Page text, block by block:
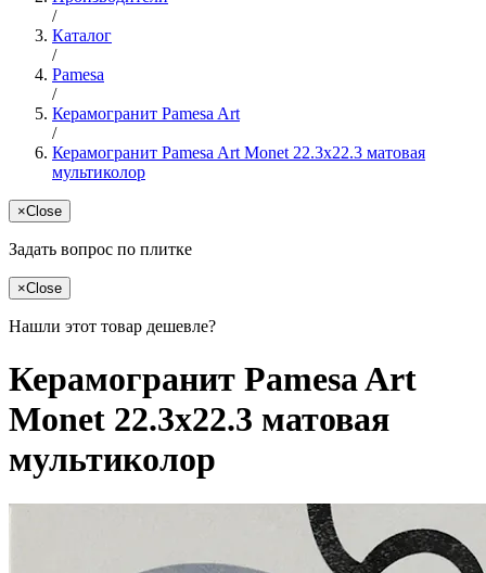
/
Каталог
/
Pamesa
/
Керамогранит Pamesa Art
/
Керамогранит Pamesa Art Monet 22.3x22.3 матовая
мультиколор
×Close
Задать вопрос по плитке
×Close
Нашли этот товар дешевле?
Керамогранит Pamesa Art
Monet 22.3x22.3 матовая
мультиколор